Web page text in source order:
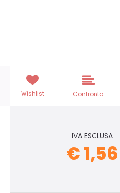
Wishlist Confronta
IVA ESCLUSA
€ 1,56